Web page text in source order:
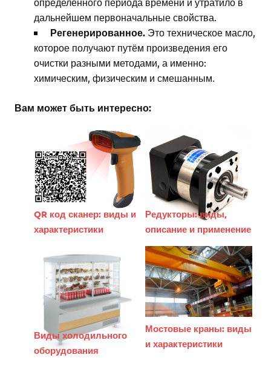
дальнейшем первоначальные свойства.
Регенерированное. Это техническое масло,
которое получают путём произведения его
очистки разными методами, а именно:
химическим, физическим и смешанным.
Вам может быть интересно:
QR код сканер: виды и
характеристики
Редукторы: виды,
описание и применение
Виды холодильного
оборудования
Мостовые краны: виды
и характеристики